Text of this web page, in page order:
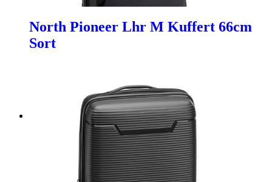
North Pioneer Lhr M Kuffert 66cm
Sort